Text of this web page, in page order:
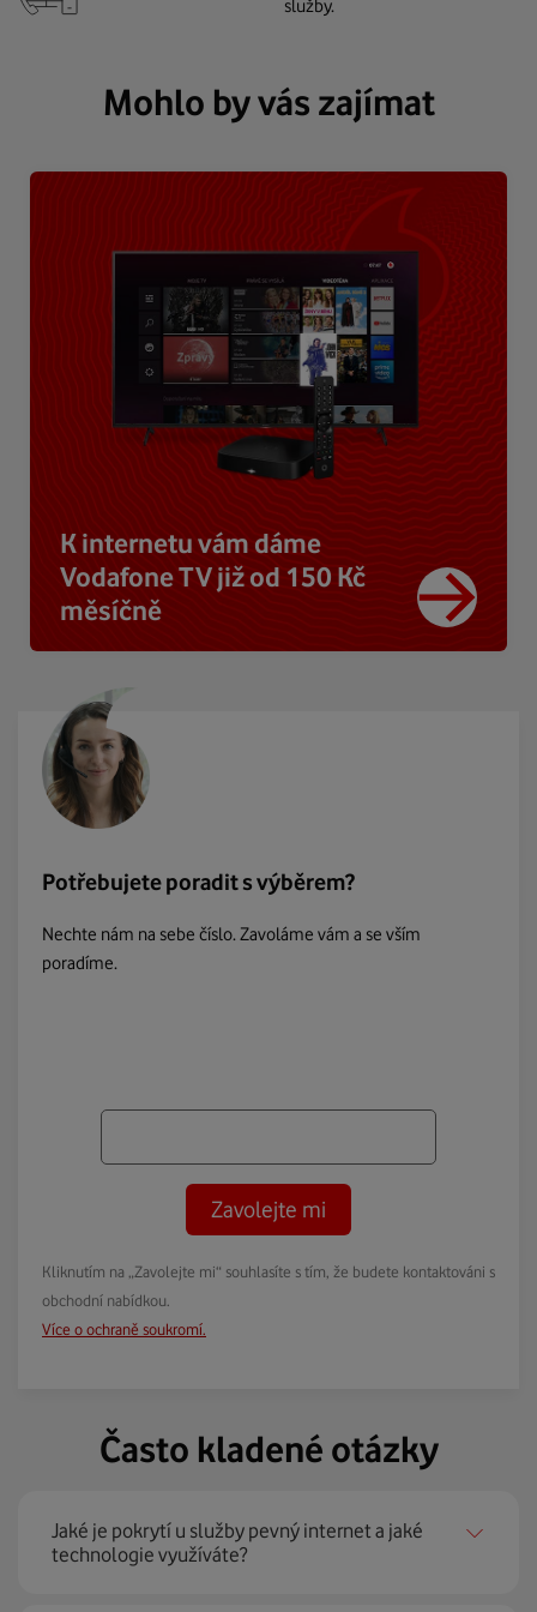
služby.
Mohlo by vás zajímat
K internetu vám dáme
Vodafone TV již od 150 Kč
měsíčně
Potřebujete poradit s výběrem?
Nechte nám na sebe číslo. Zavoláme vám a se vším
poradíme.
Zavolejte mi
Kliknutím na „Zavolejte mi“ souhlasíte s tím, že budete kontaktováni s
obchodní nabídkou.
Více o ochraně soukromí.
Často kladené otázky
Jaké je pokrytí u služby pevný internet a jaké
technologie využíváte?